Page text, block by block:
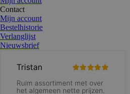
Contact
Mijn account
Bestelhistorie
Verlanglijst
Nieuwsbrief